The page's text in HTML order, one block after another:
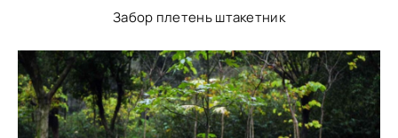
Забор плетень штакетник